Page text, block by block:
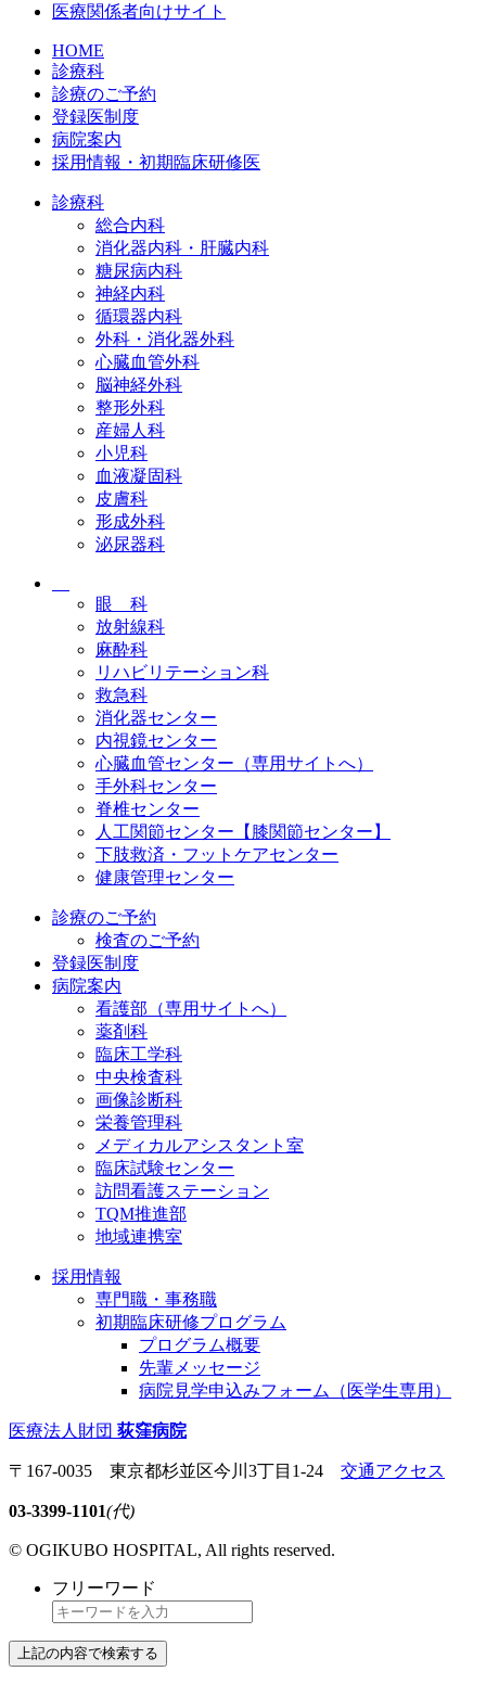
医療関係者向けサイト
HOME
診療科
診療のご予約
登録医制度
病院案内
採用情報・初期臨床研修医
診療科
総合内科
消化器内科・肝臓内科
糖尿病内科
神経内科
循環器内科
外科・消化器外科
心臓血管外科
脳神経外科
整形外科
産婦人科
小児科
血液凝固科
皮膚科
形成外科
泌尿器科
眼 科
放射線科
麻酔科
リハビリテーション科
救急科
消化器センター
内視鏡センター
心臓血管センター（専用サイトへ）
手外科センター
脊椎センター
人工関節センター【膝関節センター】
下肢救済・フットケアセンター
健康管理センター
診療のご予約
検査のご予約
登録医制度
病院案内
看護部（専用サイトへ）
薬剤科
臨床工学科
中央検査科
画像診断科
栄養管理科
メディカルアシスタント室
臨床試験センター
訪問看護ステーション
TQM推進部
地域連携室
採用情報
専門職・事務職
初期臨床研修プログラム
プログラム概要
先輩メッセージ
病院見学申込みフォーム（医学生専用）
医療法人財団 荻窪病院
〒167-0035 東京都杉並区今川3丁目1-24 交通アクセス
03-3399-1101(代)
© OGIKUBO HOSPITAL, All rights reserved.
フリーワード